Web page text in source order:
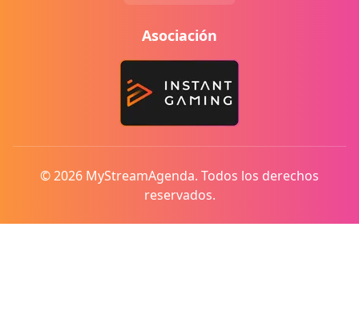
Asociación
© 2026 MyStreamAgenda. Todos los derechos
reservados.